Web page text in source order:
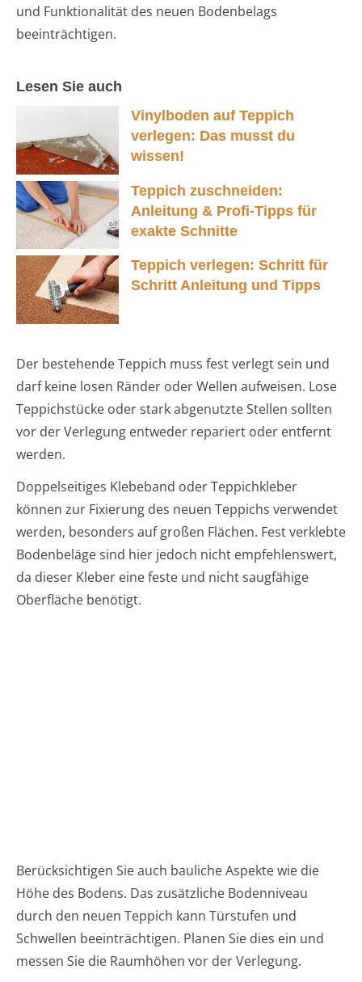
und Funktionalität des neuen Bodenbelags
beeinträchtigen.
Lesen Sie auch
Vinylboden auf Teppich
verlegen: Das musst du
wissen!
Teppich zuschneiden:
Anleitung & Profi-Tipps für
exakte Schnitte
Teppich verlegen: Schritt für
Schritt Anleitung und Tipps
Der bestehende Teppich muss fest verlegt sein und
darf keine losen Ränder oder Wellen aufweisen. Lose
Teppichstücke oder stark abgenutzte Stellen sollten
vor der Verlegung entweder repariert oder entfernt
werden.
Doppelseitiges Klebeband oder Teppichkleber
können zur Fixierung des neuen Teppichs verwendet
werden, besonders auf großen Flächen. Fest verklebte
Bodenbeläge sind hier jedoch nicht empfehlenswert,
da dieser Kleber eine feste und nicht saugfähige
Oberfläche benötigt.
Berücksichtigen Sie auch bauliche Aspekte wie die
Höhe des Bodens. Das zusätzliche Bodenniveau
durch den neuen Teppich kann Türstufen und
Schwellen beeinträchtigen. Planen Sie dies ein und
messen Sie die Raumhöhen vor der Verlegung.